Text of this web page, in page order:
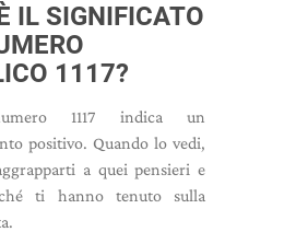
IL SIGNIFICATO
1117?
1117 indica un
positivo. Quando lo vedi,
a quei pensieri e
ti hanno tenuto sulla